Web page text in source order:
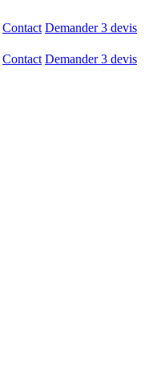
Contact Demander 3 devis
Contact Demander 3 devis